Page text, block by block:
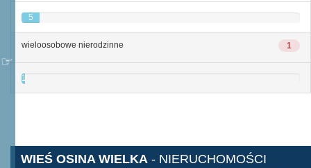
5
1
wieloosobowe nierodzinne
1
WIEŚ OSINA WIELKA - NIERUCHOMOŚCI